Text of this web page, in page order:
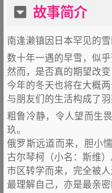
故事简介
南逢濑镇因日本罕见的
数十年一遇的早雪，似乎
然而，是否真的期望改变
今年的冬天也将在大概两
与朋友们的生活构成了羽
粗鲁冷静，令人望而生
玖。
俄罗斯远道而来，胆小
古尔琴柯（小名：斯维）
市区转学而来，完全被
最理解自己，亦是最亲